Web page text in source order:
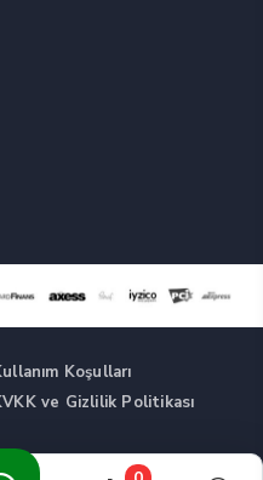
Koşulları
ve Gizlilik Politikası
© Cinsel Güç Artırıcı Takviyeler -